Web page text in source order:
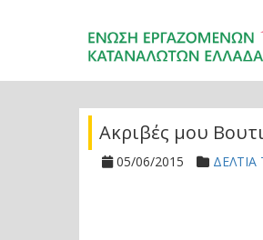
Ακριβές μου
05/06/2015